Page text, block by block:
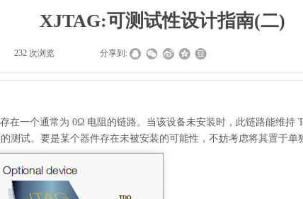
XJTAG:可测试性设计指南(二)
232 次浏览 分享到:
在一个通常为 0Ω 电阻的链路。当该设备未安装时，此链路能维持
测试。要是某个器件存在未被安装的可能性，不妨考虑将其置于单